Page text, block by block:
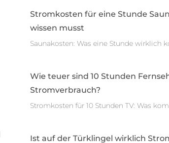
Stromkosten für eine Stunde
wissen musst
Saunakosten: Was eine Stunde wirklich
Wie teuer sind 10 Stunden
Stromverbrauch?
Stromkosten für 10 Stunden TV: Was
Ist auf der Türklingel wirklich